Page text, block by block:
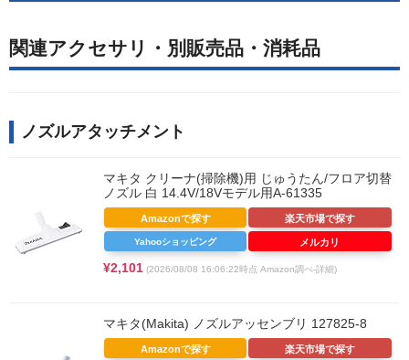
関連アクセサリ・別販売品・消耗品
ノズルアタッチメント
マキタ クリーナ(掃除機)用 じゅうたん/フロア切替
ノズル 白 14.4V/18Vモデル用A-61335
¥2,101 (2026/08/08 16:06:22時点 Amazon調べ-詳細)
Amazonで探す 楽天市場で探す
Yahooショッピング メルカリ
マキタ(Makita) ノズルアッセンブリ 127825-8
Amazonで探す 楽天市場で探す